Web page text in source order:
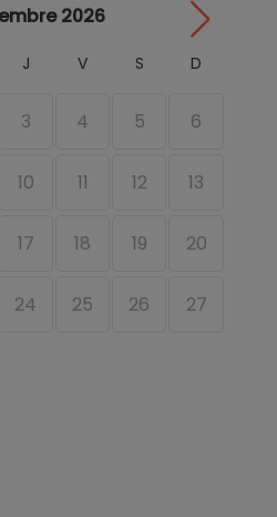
2026
J V S D
3 4 5 6
10 11 12 13
17 18 19 20
24 25 26 27